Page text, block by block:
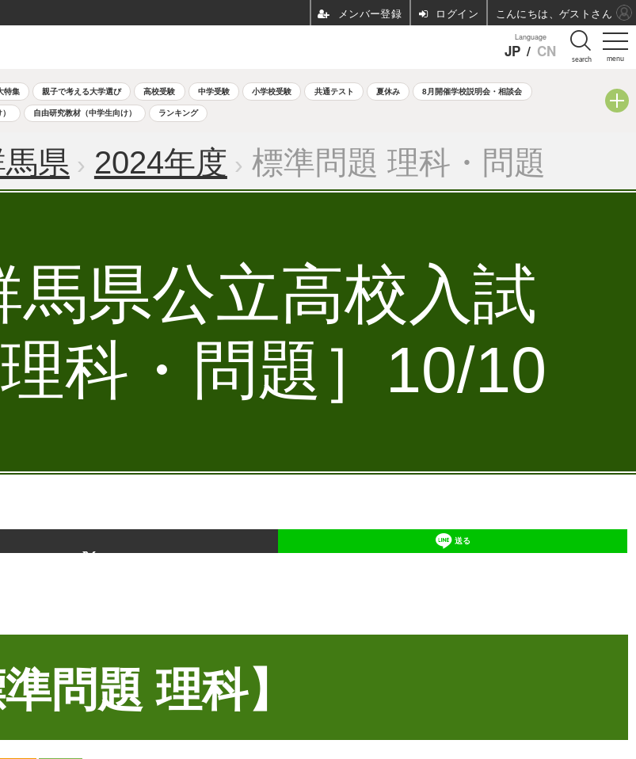
menu
Language
JP / CN search
特集 親子で考える大学選び 高校受験 中学受験 小学校受験 共通テスト 夏休み 8月開催学校説明会・相談会
自由研究教材（中学生向け） ランキング
県 2024年度 標準問題 理科・問題
馬県公立高校入試
科・問題］10/10
送る
準問題 理科】
ログイン こんにちは、ゲストさん